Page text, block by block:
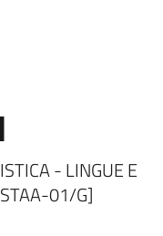
- LINGUE E
01/G]